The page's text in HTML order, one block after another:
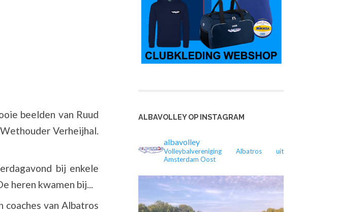
beelden van Ruud
Verheijhal.
bij enkele
heren kwamen bij...
coaches van Albatros
ALBAVOLLEY OP INSTAGRAM
albavolley
Volleybalvereniging Albatros uit
Amsterdam Oost